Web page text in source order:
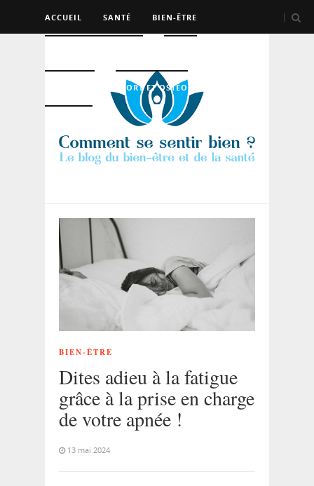
ACCUEIL SANTÉ BIEN-ÊTRE
SPORT ET OSTÉO
BIEN-ÊTRE
Dites adieu à la fatigue
grâce à la prise en charge
de votre apnée !
13 mai 2024